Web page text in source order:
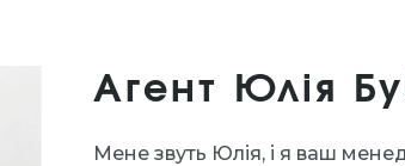
Агент Юлія
Мене звуть Юлія, і я ваш